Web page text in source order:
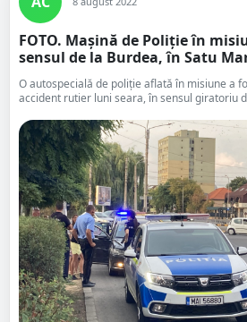
FOTO. Mașină de Poliție în
sensul de la Burdea, în Satu
O autospecială de poliție aflată în misiune a
accident rutier luni seara, în sensul giratoriu